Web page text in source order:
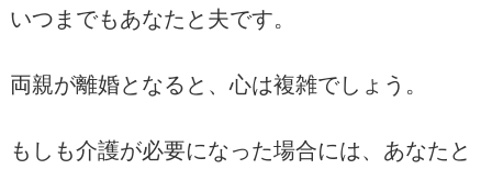
いつまでもあなたと夫です。
両親が離婚となると、心は複雑でしょう。
もしも介護が必要になった場合には、あなたと